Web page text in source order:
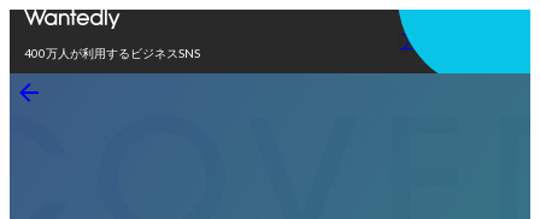
400万人が利用するビジネスSNS
アプリを使う